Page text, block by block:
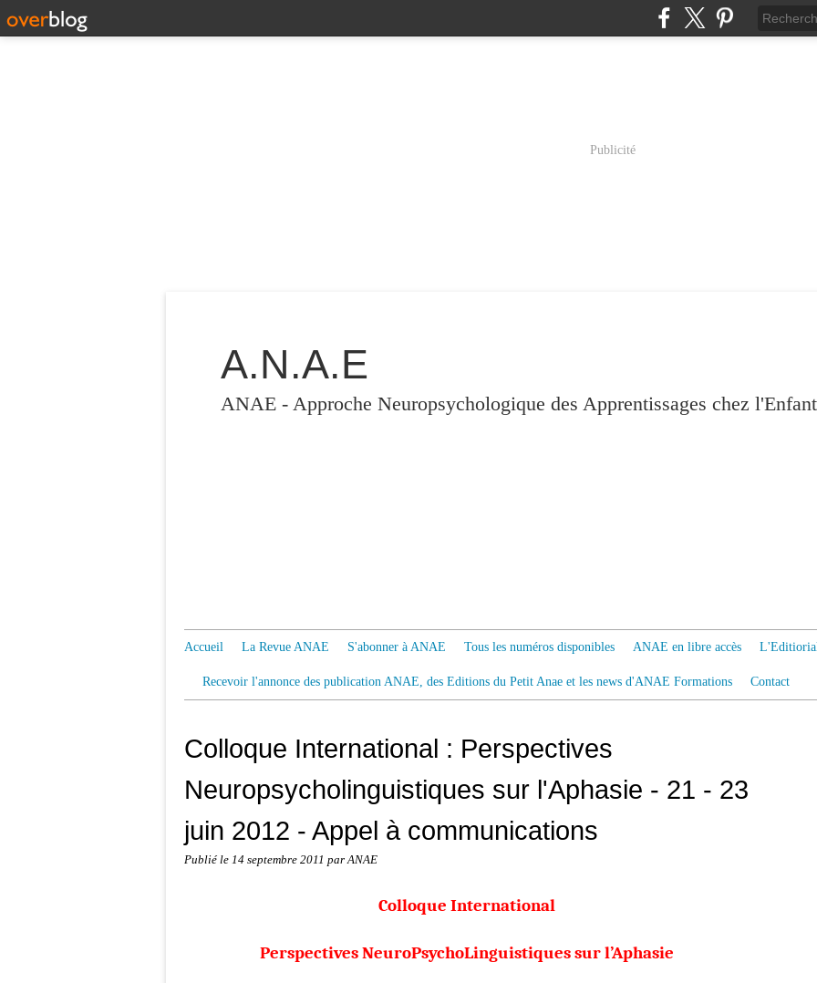
Publicité
A.N.A.E
ANAE - Approche Neuropsychologique des Apprentissages chez
Accueil La Revue ANAE S'abonner à ANAE Tous les numéros disponibles ANAE en libre accès
Recevoir l'annonce des publication ANAE, des Editions du Petit Anae et les news d'ANAE Formations Contact
Colloque International : Perspectives
Neuropsycholinguistiques sur l'Aphasie - 21 - 23
juin 2012 - Appel à communications
Publié le 14 septembre 2011 par ANAE
Colloque International
Perspectives NeuroPsychoLinguistiques sur l’Aphasie